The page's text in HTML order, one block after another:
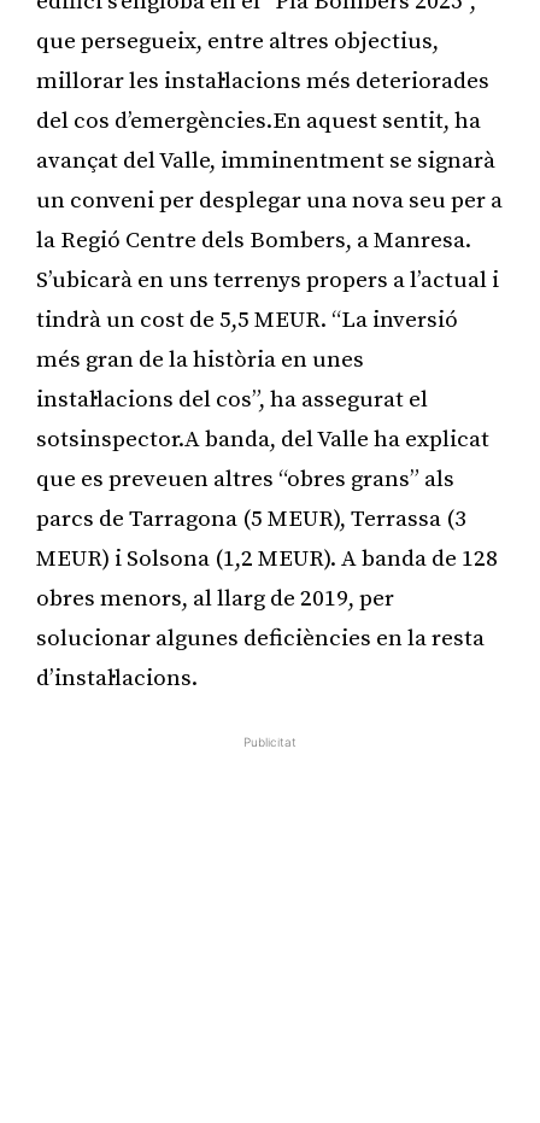
que persegueix, entre altres objectius,
millorar les instal·lacions més deteriorades
del cos d’emergències.En aquest sentit, ha
avançat del Valle, imminentment se signarà
un conveni per desplegar una nova seu per a
la Regió Centre dels Bombers, a Manresa.
S’ubicarà en uns terrenys propers a l’actual i
tindrà un cost de 5,5 MEUR. “La inversió
més gran de la història en unes
instal·lacions del cos”, ha assegurat el
sotsinspector.A banda, del Valle ha explicat
que es preveuen altres “obres grans” als
parcs de Tarragona (5 MEUR), Terrassa (3
MEUR) i Solsona (1,2 MEUR). A banda de 128
obres menors, al llarg de 2019, per
solucionar algunes deficiències en la resta
d’instal·lacions.
Publicitat